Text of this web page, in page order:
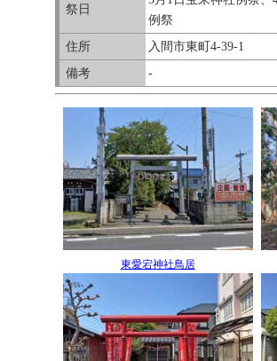
祭日
例祭
住所
入間市東町4-39-1
備考
-
東愛宕神社鳥居